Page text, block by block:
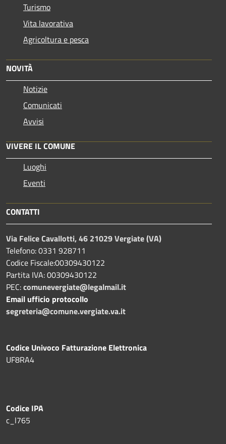
Turismo
Vita lavorativa
Agricoltura e pesca
NOVITÀ
Notizie
Comunicati
Avvisi
VIVERE IL COMUNE
Luoghi
Eventi
CONTATTI
Via Felice Cavallotti, 46 21029 Vergiate (VA)
Telefono: 0331 928711
Codice Fiscale:00309430122
Partita IVA: 00309430122
PEC:comunevergiate@legalmail.it
Email ufficio protocollo
segreteria@comune.vergiate.va.it
Codice Univoco Fatturazione Elettronica
UF8RA4
Codice IPA
c_l765